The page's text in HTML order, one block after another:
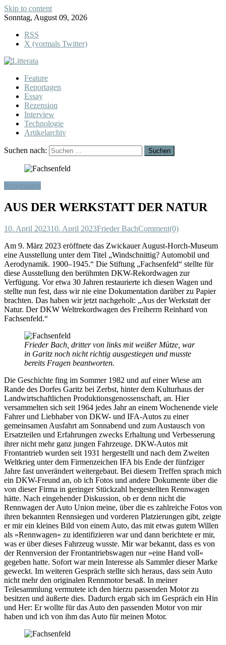
Skip to content
Sonntag, August 09, 2026
RSS
X (vormals Twitter)
Feature
Reportagen
Essay
Rezension
Interview
Technologie
Artikelarchiv
Suchen nach:
Reportagen
AUS DER WERKSTATT DER NATUR
10. April 202310. April 2023Frieder BachComment(0)
Am 9. März 2023 eröffnete das Zwickauer August-Horch-Museum
eine Ausstellung unter dem Titel „Windschnittig? Automobil und
Aerodynamik. 1900–1945.“ Die Stiftung „Fachsenfeld“ stellte für
diese Ausstellung den berühmten DKW-Rekordwagen zur
Verfügung. Vor etwa 30 Jahren restaurierte ich diesen Wagen und
stellte nun fest, dass wir nie eine Dokumentation darüber zu Papier
brachten. Das haben wir jetzt nachgeholt: „Aus der Werkstatt der
Natur. Der DKW Weltrekordwagen des Freiherrn Reinhard von
Fachsenfeld.“
Frieder Bach, dritter von links mit weißer Mütze, war
in Garitz noch nicht richtig ausgestiegen und musste
bereits Fragen beantworten.
Die Geschichte fing im Sommer 1982 und auf einer Wiese am
Rande des Dorfes Garitz bei Zerbst, hinter dem Kulturhaus der
Landwirtschaftlichen Produktionsgenossenschaft, an. Hier
versammelten sich seit 1964 jedes Jahr an einem Wochenende viele
Fahrer und Liebhaber von DKW- und IFA-Autos zu einer
gemeinsamen Ausfahrt am Sonnabend und zum Austausch von
Ersatzteilen und Erfahrungen zwecks Erhaltung und Verbesserung
ihrer nicht mehr ganz jungen Fahrzeuge. DKW-Autos mit
Frontantrieb wurden seit 1931 hergestellt und nach dem Zweiten
Weltkrieg unter dem Firmenzeichen IFA bis Ende der fünfziger
Jahre fast unverändert weitergebaut. Bei diesem Treffen sprach mich
ein DKW-Freund an, ob ich Fotos und andere Dokumente über die
von dieser Firma in geringer Stückzahl hergestellten Rennwagen
hätte. Nach eingehender Diskussion, ob er denn nicht die
Rennwagen der Auto Union meine, über die es zahlreiche Fotos von
ihren bekannten Rennsiegen und vorderen Platzierungen gibt, zeigte
er mir ein kleines Bild von einem Auto, das mit etwas gutem Willen
als »Rennwagen« zu identifizieren war und dann berichtete er mir,
was er über dieses Fahrzeug wusste. Mir war bekannt, dass es von
der Rennversion der Frontantriebswagen nur »eine Hand voll«
gegeben hatte. Sofort war mein Interesse als Sammler dieser Marke
geweckt. Im weiteren Gespräch stellte sich heraus, dass sein Auto
nicht mehr den originalen Rennmotor besaß. In meiner
Teilesammlung vermutete ich den hierzu passenden Motor zu
besitzen und äußerte dies. Dadurch ergab sich im Gespräch ein Hin
und Her: Er wollte für das Auto den passenden Motor von mir
haben und ich von ihm das Auto für meinen Motor.